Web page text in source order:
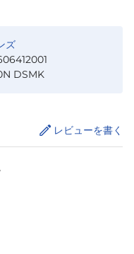
ズ
DSMK
レビューを書く